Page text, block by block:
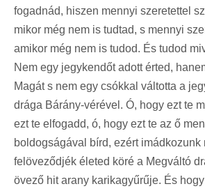
fogadnád, hiszen mennyi szeretettel
mikor még nem is tudtad, s mennyi
amikor még nem is tudod. És tudod
Nem egy jegykendőt adott érted,
Magát s nem egy csókkal váltotta a
drága Bárány-vérével. Ó, hogy ezt te
ezt te elfogadd, ó, hogy ezt te az ő
boldogságával bírd, ezért imádkozunk
felöveződjék életed köré a Megváltó
övező hit arany karikagyűrűje. És